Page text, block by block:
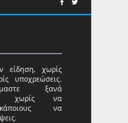
είδηση, χωρίς
υποχρεώσεις.
ξανά
χωρίς να
να